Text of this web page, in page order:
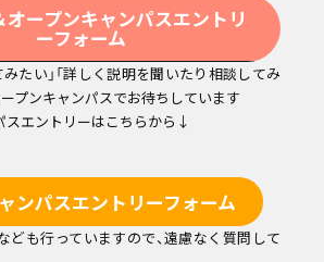
オープンキャンパスエントリ
ーフォーム
たい」「詳しく説明を聞いたり相談してみ
プンキャンパスでお待ちしています
スエントリーはこちらから↓
ンパスエントリーフォーム
ども行っていますので、遠慮なく質問して